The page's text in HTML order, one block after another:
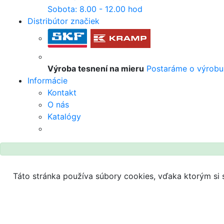
Sobota: 8.00 - 12.00 hod
Distribútor značiek
Výroba tesnení na mieru Postaráme o
Informácie
Kontakt
O nás
Katalógy
Táto stránka používa súbory cookies, vďaka ktorým si